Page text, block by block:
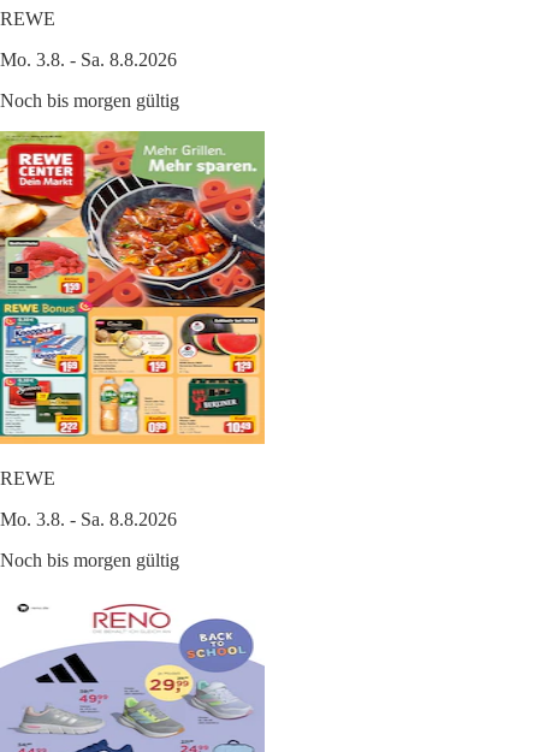
REWE
Mo. 3.8. - Sa. 8.8.2026
Noch bis morgen gültig
REWE
Mo. 3.8. - Sa. 8.8.2026
Noch bis morgen gültig